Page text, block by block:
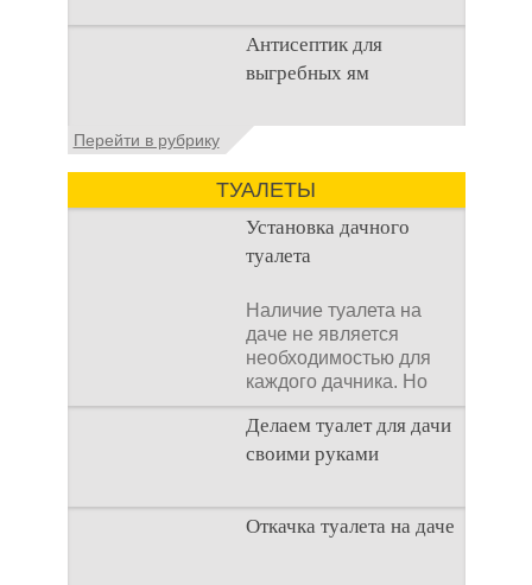
Очистка
канализационного
стока или выгребной
не самым приятным
Антисептик для
выгребных ям
Общие сведения об
Антисептик для
выгребных ям – это
специальные
Перейти в рубрику
ТУАЛЕТЫ
Установка дачного
туалета
Наличие туалета на
даче не является
необходимостью для
каждого дачника. Но
многие люди думают,
что
Делаем туалет для дачи
своими руками
Туалеты для дачи – это
устройства, с которых
Откачка туалета на даче